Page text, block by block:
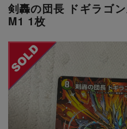
剣轟の団長 ドギラゴ
M1 1枚